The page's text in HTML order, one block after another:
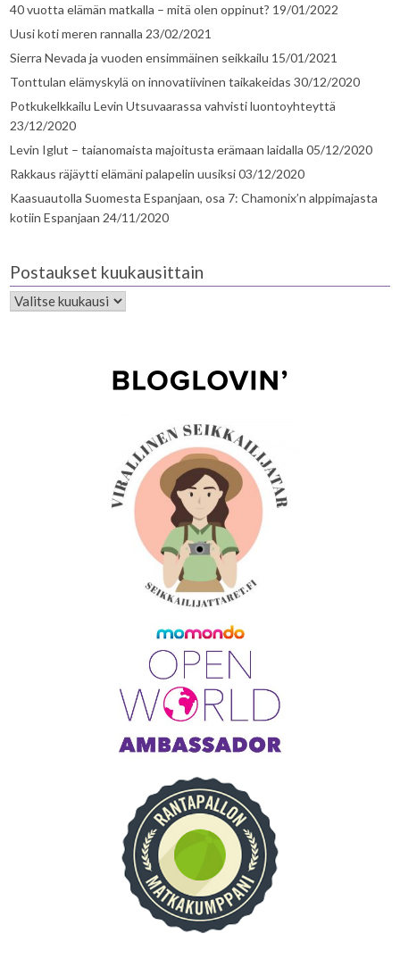
40 vuotta elämän matkalla – mitä olen oppinut? 19/01/2022
Uusi koti meren rannalla 23/02/2021
Sierra Nevada ja vuoden ensimmäinen seikkailu 15/01/2021
Tonttulan elämyskylä on innovatiivinen taikakeidas 30/12/2020
Potkukelkkailu Levin Utsuvaarassa vahvisti luontoyhteyttä
23/12/2020
Levin Iglut – taianomaista majoitusta erämaan laidalla 05/12/2020
Rakkaus räjäytti elämäni palapelin uusiksi03/12/2020
Kaasuautolla Suomesta Espanjaan, osa 7: Chamonix’n alppimajasta
kotiin Espanjaan 24/11/2020
Postaukset kuukausittain